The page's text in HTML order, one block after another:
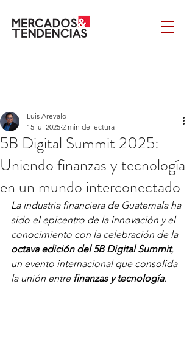
5B Digital Summit 2025:
Uniendo finanzas y tecnología
en un mundo interconectado
Luis Arevalo
15 jul 2025 2 min de lectura
La industria financiera de Guatemala ha
sido el epicentro de la innovación y el
conocimiento con la celebración de la
octava edición del 5B Digital Summit,
un evento internacional que consolida
la unión entre finanzas y tecnología.